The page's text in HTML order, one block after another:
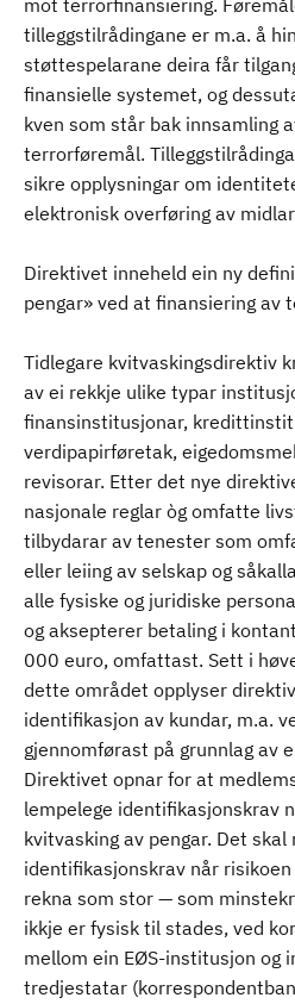
mot terrorfinansiering.
tilleggstilrådingane er m.a. å
støttespelarane deira får
finansielle systemet, og
kven som står bak innsamling
terrorføremål.
sikre opplysningar om
elektronisk overføring av
Direktivet inneheld ein ny
pengar» ved at finansiering av
Tidlegare kvitvaskingsdirektiv
av ei rekkje ulike typar
finansinstitusjonar,
verdipapirføretak,
revisorar. Etter det nye
nasjonale reglar òg omfatte
tilbydarar av tenester som
eller leiing av selskap og
alle fysiske og juridiske
og aksepterer betaling i
000 euro, omfattast. Sett i
dette området opplyser
identifikasjon av kundar, m.a.
gjennomførast på grunnlag av
Direktivet opnar for at
lempelege identifikasjonskrav
kvitvasking av pengar. Det
identifikasjonskrav når
rekna som stor — som
ikkje er fysisk til stades, ved
mellom ein EØS-institusjon og
tredjestatar